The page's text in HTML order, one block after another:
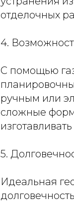
отделочных
4.
С помощью
ручным или
сложные
5.
Идеальная